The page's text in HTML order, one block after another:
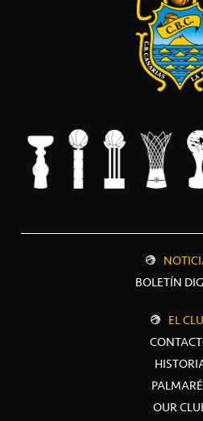
BOLETÍN
EL
OUR